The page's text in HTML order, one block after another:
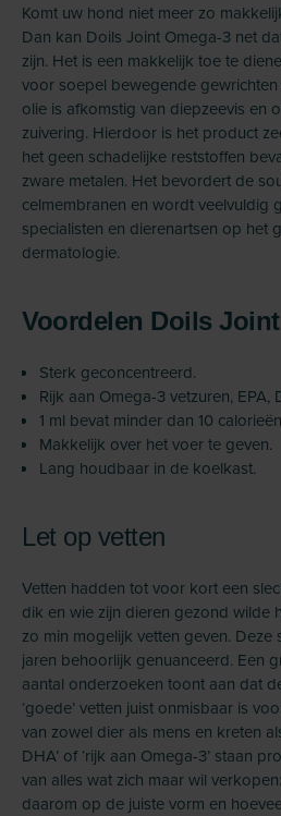
Komt uw hond niet meer zo
Dan kan Doils Joint Omega-3 net
zijn. Het is een makkelijk toe te
voor soepel bewegende
olie is afkomstig van diepzeevis en
zuivering. Hierdoor is het product
het geen schadelijke reststoffen
zware metalen. Het bevordert de
celmembranen en wordt veelvuldig
specialisten en dierenartsen op het
dermatologie.
Voordelen Doils Joint
Sterk geconcentreerd.
Rijk aan Omega-3 vetzuren, EPA,
1 ml bevat minder dan 10
Makkelijk over het voer te geven.
Lang houdbaar in de koelkast.
Let op vetten
Vetten hadden tot voor kort een
dik en wie zijn dieren gezond wilde
zo min mogelijk vetten geven. Deze
jaren behoorlijk genuanceerd. Een
aantal onderzoeken toont aan dat
‘goede’ vetten juist onmisbaar is
van zowel dier als mens en kreten
DHA’ of ‘rijk aan Omega-3’ staan
van alles wat zich maar wil
daarom op de juiste vorm en